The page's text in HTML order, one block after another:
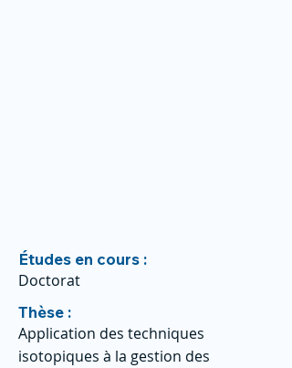
Études en cours :
Doctorat
Thèse :
Application des techniques
isotopiques à la gestion des